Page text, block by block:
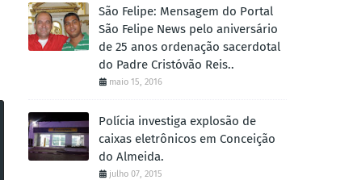
São Felipe: Mensagem do Portal
São Felipe News pelo aniversário
de 25 anos ordenação sacerdotal
do Padre Cristóvão Reis..
maio 15, 2016
Polícia investiga explosão de
caixas eletrônicos em Conceição
do Almeida.
julho 07, 2015